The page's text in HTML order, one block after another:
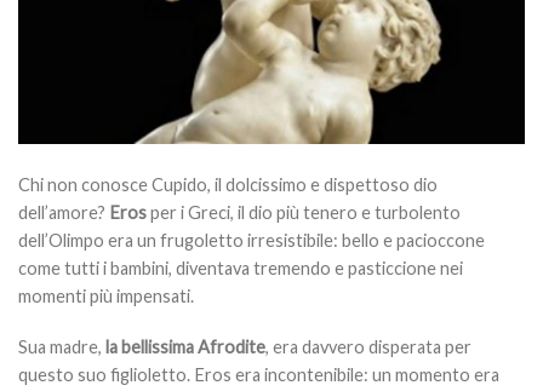
Chi non conosce Cupido, il dolcissimo e dispettoso dio
dell’amore? Erosper i Greci, il dio più tenero e turbolento
dell’Olimpo era un frugoletto irresistibile: bello e pacioccone
come tutti i bambini, diventava tremendo e pasticcione nei
momenti più impensati.
Sua madre, la bellissima Afrodite, era davvero disperata per
questo suo figlioletto. Eros era incontenibile: un momento era